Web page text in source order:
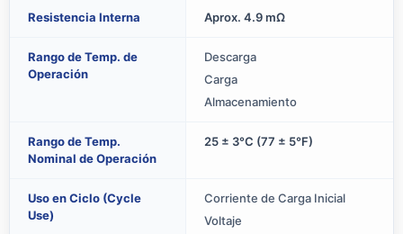
Resistencia Interna Aprox. 4.9 mΩ
Rango de Temp. de
Operación
Descarga
Carga
Almacenamiento
Rango de Temp.
Nominal de Operación
25 ± 3°C (77 ± 5°F)
Uso en Ciclo (Cycle
Use)
Corriente de Carga Inicial
Voltaje